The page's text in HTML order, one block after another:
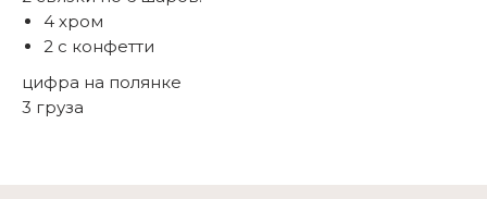
4 хром
2 с конфетти
цифра на полянке
3 груза